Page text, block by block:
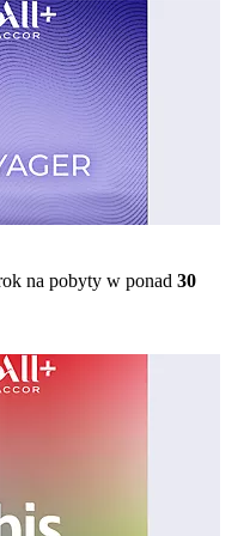
na pobyty w ponad 30